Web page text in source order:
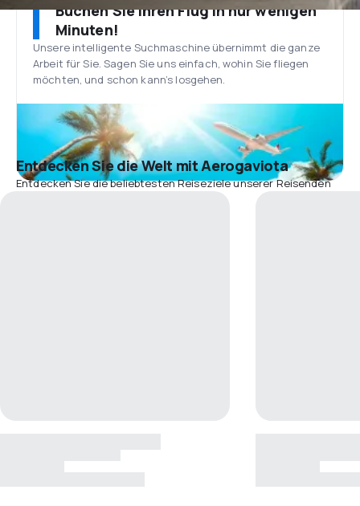
Buchen Sie Ihren Flug in nur wenigen
Minuten!
Unsere intelligente Suchmaschine übernimmt die ganze
Arbeit für Sie. Sagen Sie uns einfach, wohin Sie fliegen
möchten, und schon kann’s losgehen.
Entdecken Sie die Welt mit Aerogaviota
Entdecken Sie die beliebtesten Reiseziele unserer Reisenden